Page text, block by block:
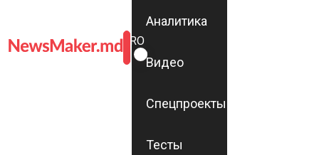
ROMÂNĂ
RU
Аналитика
Видео
Спецпроекты
Тесты